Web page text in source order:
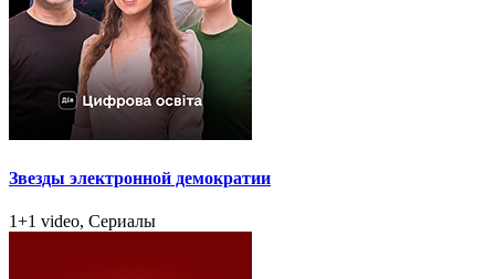
Звезды электронной демократии
1+1 video, Сериалы